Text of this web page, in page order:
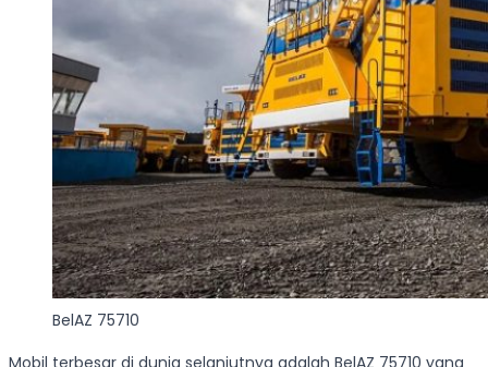
BelAZ 75710
Mobil terbesar di dunia selanjutnya adalah BelAZ 75710 yang